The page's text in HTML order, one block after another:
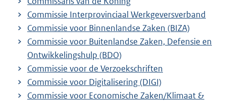
Commissie Interprovinciaal Werkgeversverband
Commissie voor Binnenlandse Zaken (BIZA)
Commissie voor Buitenlandse Zaken, Defensie en
Ontwikkelingshulp (BDO)
Commissie voor de Verzoekschriften
Commissie voor Digitalisering (DIGI)
Commissie voor Economische Zaken/Klimaat &